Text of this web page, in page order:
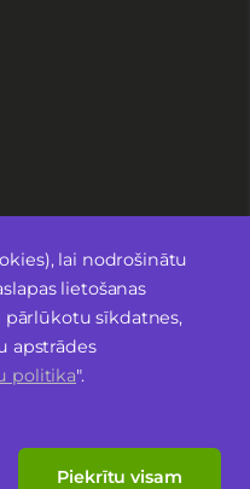
lai nodrošinātu
lietošanas
pārlūkotu sīkdatnes,
apstrādes
politika".
Piekrītu visam